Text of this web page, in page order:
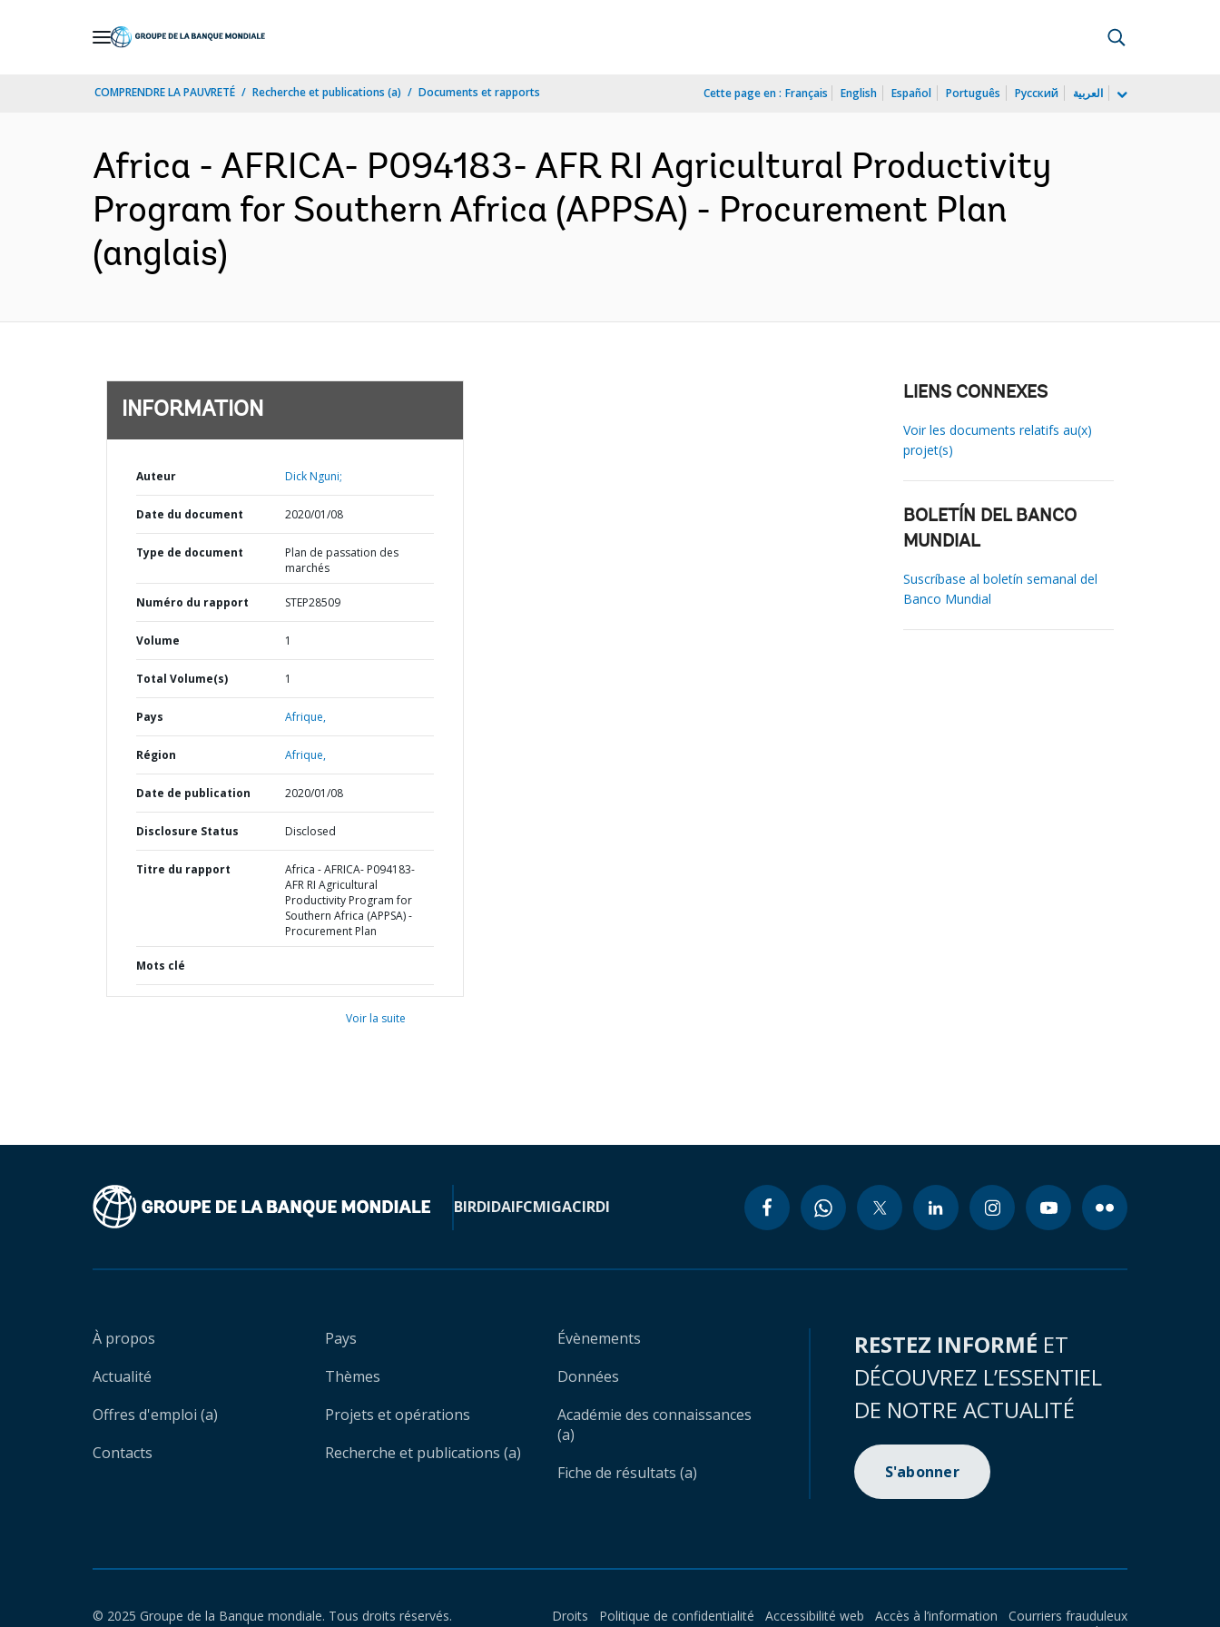
COMPRENDRE LA PAUVRETÉ Recherche et publications (a) Documents et rapports Cette page en : Français English Español Português Русский العربية
Africa - AFRICA- P094183- AFR RI Agricultural Productivity
Program for Southern Africa (APPSA) - Procurement Plan
(anglais)
INFORMATION
Auteur Dick Nguni;
Date du document 2020/01/08
Type de document
Plan de passation des
marchés
Numéro du rapport STEP28509
Volume 1
Total Volume(s) 1
Pays Afrique,
Région Afrique,
Date de publication 2020/01/08
Disclosure Status Disclosed
Titre du rapport
Africa - AFRICA- P094183-
AFR RI Agricultural
Productivity Program for
Southern Africa (APPSA) -
Procurement Plan
Mots clé
Voir la suite
LIENS CONNEXES
Voir les documents relatifs au(x)
projet(s)
BOLETÍN DEL BANCO
MUNDIAL
Suscríbase al boletín semanal del
Banco Mundial
BIRDIDAIFCMIGACIRDI
À propos
Actualité
Offres d'emploi (a)
Contacts
Pays
Thèmes
Projets et opérations
Recherche et publications (a)
Évènements
Données
Académie des connaissances
(a)
Fiche de résultats (a)
RESTEZ INFORMÉ ET
DÉCOUVREZ L’ESSENTIEL
DE NOTRE ACTUALITÉ
S'abonner
© 2025 Groupe de la Banque mondiale. Tous droits réservés. Droits Politique de confidentialité Accessibilité web Accès à l’information
Courriers frauduleux